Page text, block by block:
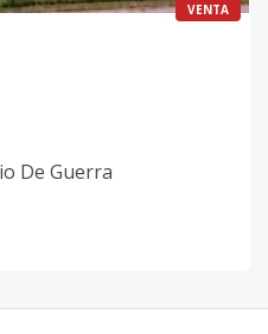
VENTA
De Guerra